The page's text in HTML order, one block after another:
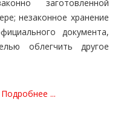
заготовленной
незаконное хранение
документа,
облегчить другое
Подробнее ...